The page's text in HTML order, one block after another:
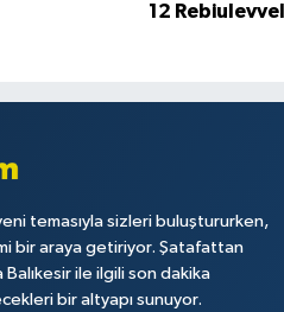
12
temasıyla sizleri buluştururken,
bir araya getiriyor. Şatafattan
Balıkesir ile ilgili son dakika
bir altyapı sunuyor.